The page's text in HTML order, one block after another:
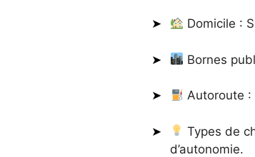
Domicile :
Bornes
Autoroute :
Types de
d’autonomie.